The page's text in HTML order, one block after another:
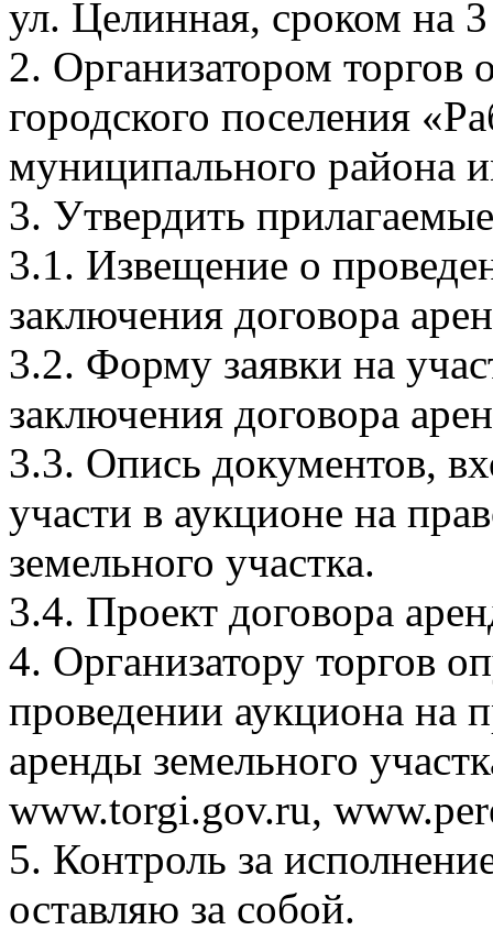
ул. Целинная, сроком на 3
2. Организатором торгов
городского поселения
муниципального района
3. Утвердить
3.1. Извещение о
заключения договора
3.2. Форму заявки на
заключения договора
3.3. Опись документов,
участи в аукционе на
земельного участка.
3.4. Проект договора
4. Организатору торгов
проведении аукциона на
аренды земельного
www.torgi.gov.ru,
5. Контроль за
оставляю за собой.